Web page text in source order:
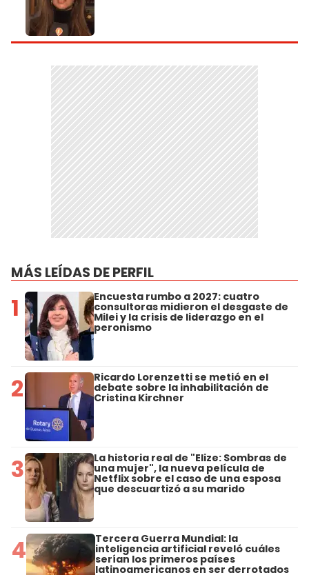
MÁS LEÍDAS DE PERFIL
1 Encuesta rumbo a 2027: cuatro
consultoras midieron el desgaste de
Milei y la crisis de liderazgo en el
peronismo
2 Ricardo Lorenzetti se metió en el
debate sobre la inhabilitación de
Cristina Kirchner
3 La historia real de "Elize: Sombras de
una mujer", la nueva película de
Netflix sobre el caso de una esposa
que descuartizó a su marido
4 Tercera Guerra Mundial: la
inteligencia artificial reveló cuáles
serían los primeros países
latinoamericanos en ser derrotados